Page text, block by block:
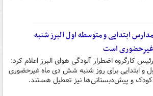
مدارس ابتدایی و متوسطه اول البرز شنبه
غیرحضوری است
رئیس کارگروه اضطرار آلودگی هوای البرز اعلام کرد:
و ابتدایی برای روز شنبه شش دی ماه غیرحضوری
و پیش‌دبستانی‌ها نیز تعطیل هستند.